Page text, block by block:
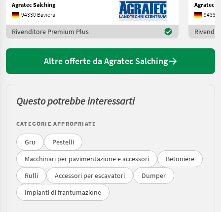
Agratec Salching
94330 Baviera
Rivenditore Premium Plus
Agratec
94330
Altre offerte da Agratec Salching
Questo potrebbe interessarti
CATEGORIE APPROPRIATE
Gru
Pestelli
Macchinari per pavimentazione e accessori
Betoniere
Rulli
Accessori per escavatori
Dumper
Impianti di frantumazione